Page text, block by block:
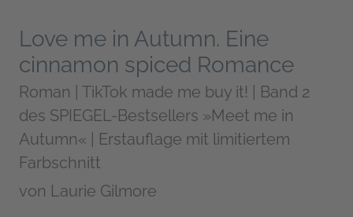
Love me in Autumn. Eine
cinnamon spiced Romance
Roman | TikTok made me buy it! | Band 2
des SPIEGEL-Bestsellers »Meet me in
Autumn« | Erstauflage mit limitiertem
Farbschnitt
von Laurie Gilmore